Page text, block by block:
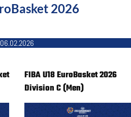
2026
06.02.2026
FIBA U18 EuroBasket 2026
Division C (Men)